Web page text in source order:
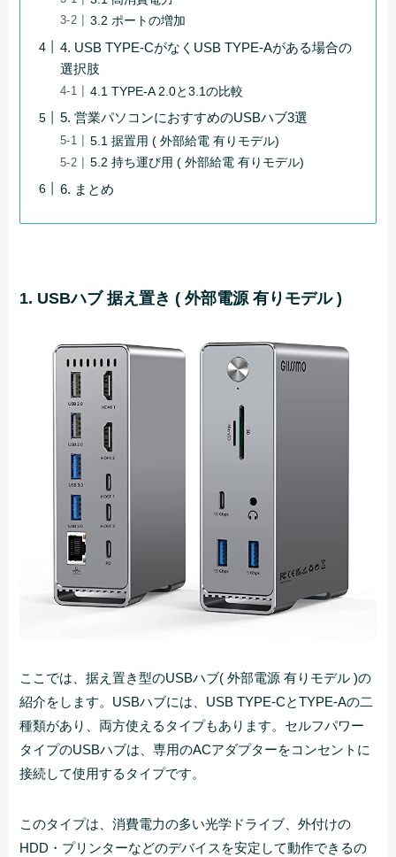
3.2 ポートの増加
4. USB TYPE-CがなくUSB TYPE-Aがある場合の
選択肢
4.1 TYPE-A 2.0と3.1の比較
5. 営業パソコンにおすすめのUSBハブ3選
5.1 据置用 ( 外部給電 有りモデル)
5.2 持ち運び用 ( 外部給電 有りモデル)
6. まとめ
1. USBハブ 据え置き ( 外部電源 有りモデル )
ここでは、据え置き型のUSBハブ( 外部電源 有りモデル )の
紹介をします。USBハブには、USB TYPE-CとTYPE-Aの二
種類があり、両方使えるタイプもあります。セルフパワー
タイプのUSBハブは、専用のACアダプターをコンセントに
接続して使用するタイプです。
このタイプは、消費電力の多い光学ドライブ、外付けの
HDD・プリンターなどのデバイスを安定して動作できるの